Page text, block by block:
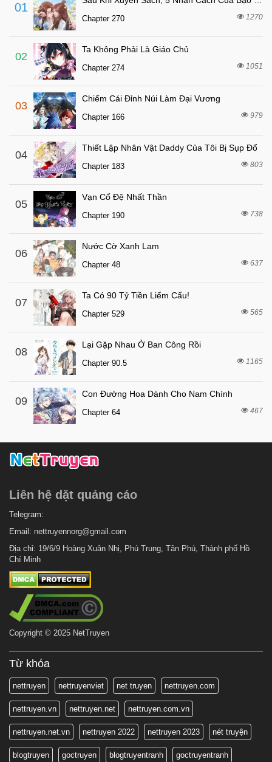
Chapter 34
Chapter 33
Chapter 32 5 tháng trước
Chapter 31
Chapter 30
Chapter 29
Chapter 28 5 tháng trước
Chapter 27 5 tháng trước
Chapter 26
Chapter 25 5 tháng trước
Chapter 24
Chapter 23 5 tháng trước
Chapter 22
Chapter 21
Chapter 20 5 tháng trước
Chapter 19
Chapter 18 5 tháng trước
Chapter 17
Chapter 16.5
Chapter 16 5 tháng trước
Chapter 15.1
Chapter 14
Chapter 12.5 5 tháng trước
Chapter 12
Chapter 11
Chapter 10 5 tháng trước
Chapter 9.5
Chapter 9
Chapter 8
Chapter 7
5 tháng trước
Chapter 5
Chapter 4 5 tháng trước
Chapter 3.5 5 tháng trước
Chapter 3.2 5 tháng trước
Chapter 3 5 tháng trước
01
Chapter 270 1270
02
Ta Không Phải Là Giáo Chủ
Chapter 274 1051
03
Chiếm Cái Đỉnh Núi Làm Đại Vương
Chapter 166 979
04
Thiết Lập Nhân Vật Daddy Của Tôi Bị Sụp Đổ
Chapter 183 803
05
Vạn Cổ Đệ Nhất Thần
Chapter 190 738
06
Nước Cờ Xanh Lam
Chapter 48 637
07
Ta Có 90 Tỷ Tiền Liếm Cẩu!
Chapter 529 565
08
Lại Gặp Nhau Ở Ban Công Rồi
Chapter 90.5 1165
09
Con Đường Hoa Dành Cho Nam Chính
Chapter 64 467
Liên hệ dặt quảng cáo
Telegram:
Email: nettruyennorg@gmail.com
Địa chỉ: 19/6/9 Hoàng Xuân Nhị, Phú Trung, Tân Phú, Thành phố Hồ
Chí Minh
Copyright © 2025 NetTruyen
Từ khóa
nettruyen nettruyenviet net truyen nettruyen.com
nettruyen.vn nettruyen.net nettruyen.com.vn
nettruyen.net.vn nettruyen 2022 nettruyen 2023 nét truyện
blogtruyen goctruyen blogtruyentranh goctruyentranh